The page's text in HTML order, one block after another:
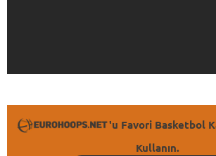
'u Favori Basketbol
Kullanın.